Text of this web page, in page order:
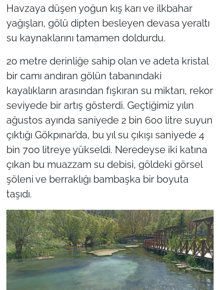
Havzaya düşen yoğun kış karı ve ilkbahar
yağışları, gölü dipten besleyen devasa yeraltı
su kaynaklarını tamamen doldurdu.
20 metre derinliğe sahip olan ve adeta kristal
bir camı andıran gölün tabanındaki
kayalıkların arasından fışkıran su miktarı, rekor
seviyede bir artış gösterdi. Geçtiğimiz yılın
ağustos ayında saniyede 2 bin 600 litre suyun
çıktığı Gökpınar’da, bu yıl su çıkışı saniyede 4
bin 700 litreye yükseldi. Neredeyse iki katına
çıkan bu muazzam su debisi, göldeki görsel
şöleni ve berraklığı bambaşka bir boyuta
taşıdı.